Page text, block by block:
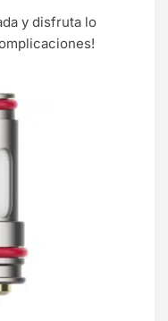
y disfruta lo